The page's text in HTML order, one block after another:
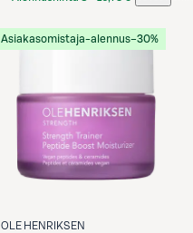
Asiakasomistaja-alennus−30%
OLE HENRIKSEN